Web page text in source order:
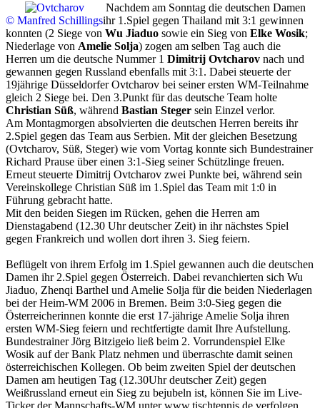
© Manfred Schillings
Nachdem am Sonntag die deutschen Damen
ihr 1.Spiel gegen Thailand mit 3:1 gewinnen
konnten (2 Siege von Wu Jiaduo sowie ein Sieg von Elke Wosik;
Niederlage von Amelie Solja) zogen am selben Tag auch die
Herren um die deutsche Nummer 1 Dimitrij Ovtcharov nach und
gewannen gegen Russland ebenfalls mit 3:1. Dabei steuerte der
19jährige Düsseldorfer Ovtcharov bei seiner ersten WM-Teilnahme
gleich 2 Siege bei. Den 3.Punkt für das deutsche Team holte
Christian Süß, während Bastian Steger sein Einzel verlor.
Am Montagmorgen absolvierten die deutschen Herren bereits ihr
2.Spiel gegen das Team aus Serbien. Mit der gleichen Besetzung
(Ovtcharov, Süß, Steger) wie vom Vortag konnte sich Bundestrainer
Richard Prause über einen 3:1-Sieg seiner Schützlinge freuen.
Erneut steuerte Dimitrij Ovtcharov zwei Punkte bei, während sein
Vereinskollege Christian Süß im 1.Spiel das Team mit 1:0 in
Führung gebracht hatte.
Mit den beiden Siegen im Rücken, gehen die Herren am
Dienstagabend (12.30 Uhr deutscher Zeit) in ihr nächstes Spiel
gegen Frankreich und wollen dort ihren 3. Sieg feiern.
Beflügelt von ihrem Erfolg im 1.Spiel gewannen auch die deutschen
Damen ihr 2.Spiel gegen Österreich. Dabei revanchierten sich Wu
Jiaduo, Zhenqi Barthel und Amelie Solja für die beiden Niederlagen
bei der Heim-WM 2006 in Bremen. Beim 3:0-Sieg gegen die
Österreicherinnen konnte die erst 17-jährige Amelie Solja ihren
ersten WM-Sieg feiern und rechtfertigte damit Ihre Aufstellung.
Bundestrainer Jörg Bitzigeio ließ beim 2. Vorrundenspiel Elke
Wosik auf der Bank Platz nehmen und überraschte damit seinen
österreichischen Kollegen. Ob beim zweiten Spiel der deutschen
Damen am heutigen Tag (12.30Uhr deutscher Zeit) gegen
Weißrussland erneut ein Sieg zu bejubeln ist, können Sie im Live-
Ticker der Mannschafts-WM unter www.tischtennis.de verfolgen.